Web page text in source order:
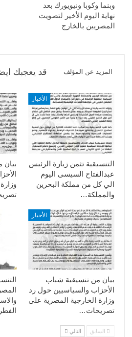
وبنما وكوبا ونيويورك بعد
نهاية اليوم الأخير لتصويت
المصريين بالخارج
قد يعجبك المزيد عن المؤلف
الأخبار
التنسيقية تثمن زيارة الرئيس
عبدالفتاح السيسى اليوم
الي كل من مملكة البحرين
والمملكة…
الأخبار
بيان من تنسيقية شباب
الأحزاب والسياسيين حول رد
وزارة الخارجية المصرية على
تصريحات…
السابق التالي